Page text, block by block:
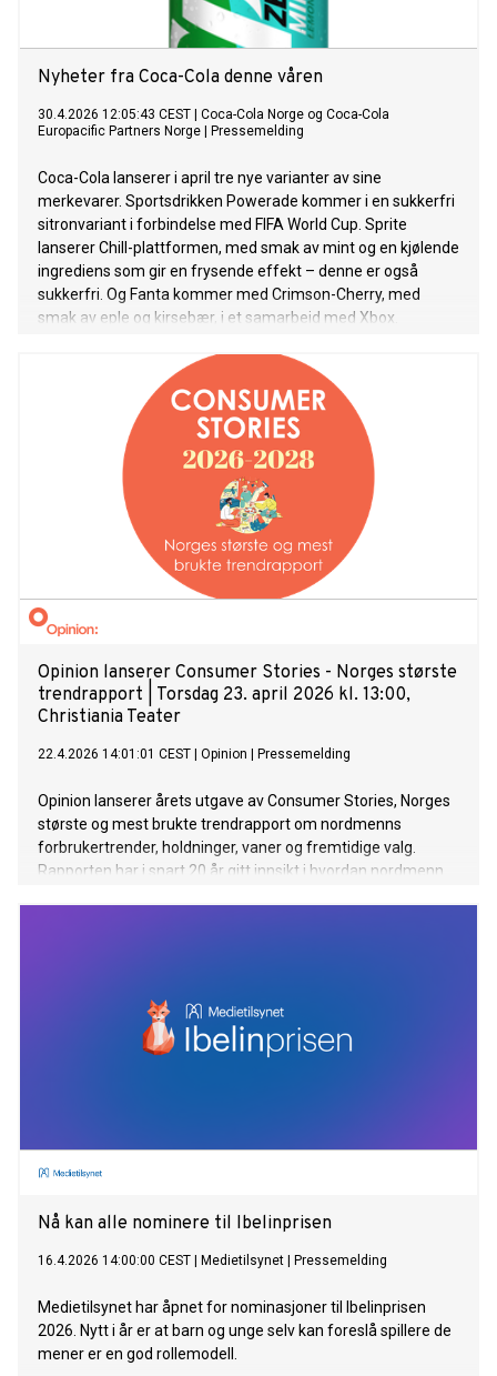
Nyheter fra Coca-Cola denne våren
30.4.2026 12:05:43 CEST
Coca-Cola Norge og Coca-Cola
Europacific Partners Norge
Pressemelding
Coca-Cola lanserer i april tre nye varianter av sine
merkevarer. Sportsdrikken Powerade kommer i en sukkerfri
sitronvariant i forbindelse med FIFA World Cup. Sprite
lanserer Chill-plattformen, med smak av mint og en kjølende
ingrediens som gir en frysende effekt – denne er også
sukkerfri. Og Fanta kommer med Crimson-Cherry, med
smak av eple og kirsebær, i et samarbeid med Xbox.
Opinion lanserer Consumer Stories - Norges største
trendrapport | Torsdag 23. april 2026 kl. 13:00,
Christiania Teater
22.4.2026 14:01:01 CEST Opinion Pressemelding
Opinion lanserer årets utgave av Consumer Stories, Norges
største og mest brukte trendrapport om nordmenns
forbrukertrender, holdninger, vaner og fremtidige valg.
Rapporten har i snart 20 år gitt innsikt i hvordan nordmenn
Nå kan alle nominere til Ibelinprisen
16.4.2026 14:00:00 CEST Medietilsynet Pressemelding
Medietilsynet har åpnet for nominasjoner til Ibelinprisen
2026. Nytt i år er at barn og unge selv kan foreslå spillere de
mener er en god rollemodell.